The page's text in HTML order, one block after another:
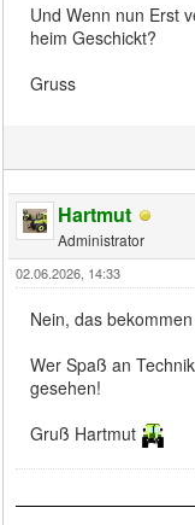
Und Wenn nun Erst
heim Geschickt?
Gruss
Hartmut
Administrator
02.06.2026, 14:33
Nein, das
Wer Spaß an
gesehen!
Gruß Hartmut